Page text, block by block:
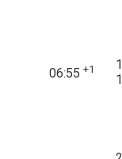
06:55 +1